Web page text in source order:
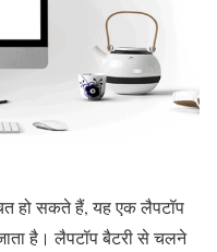
हो सकते हैं, यह एक लैपटॉप
है। लैपटॉप बैटरी से चलने